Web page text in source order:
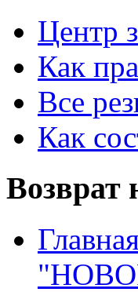
Центр
Как
Все
Как